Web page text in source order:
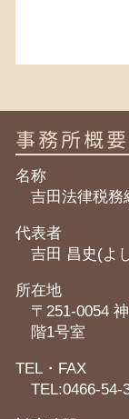
事務所概要
名称
吉田法律税務
代表者
吉田 昌史(よ
所在地
〒251-0054
階1号室
TEL・FAX
TEL:0466-